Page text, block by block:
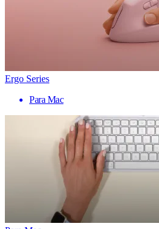
Ergo Series
Para Mac